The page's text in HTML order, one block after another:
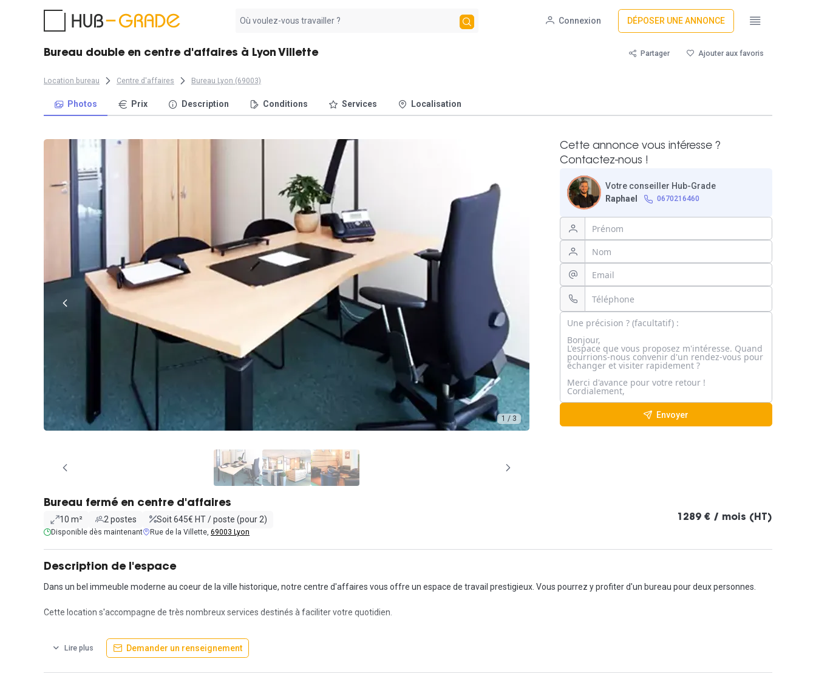
résultat
Connexion DÉPOSER UNE ANNONCE
Bureau double en centre d'affaires à Lyon Villette Partager Ajouter aux favoris
Location bureau Centre d'affaires Bureau Lyon (69003)
Photos Prix Description Conditions Services Localisation
1 / 3
Cette annonce vous intéresse ?
Contactez-nous !
Votre conseiller Hub-Grade
Raphael
0670216460
Envoyer
Bureau fermé en centre d'affaires
10 m² 2 postes Soit 645€ HT / poste (pour 2)
Disponible dès maintenant Rue de la Villette, 69003 Lyon
1289 € / mois (HT)
Description de l'espace
Dans un bel immeuble moderne au coeur de la ville historique, notre centre d'affaires vous offre un espace de travail prestigieux. Vous pourrez y profiter d'un bureau pour deux personnes.
Cette location s'accompagne de très nombreux services destinés à faciliter votre quotidien.
Ce tarif est non contractuel et fourni à titre indicatif.
Lire plus Demander un renseignement